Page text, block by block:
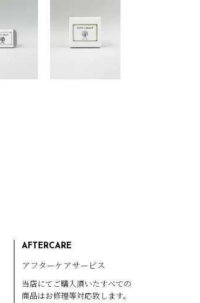
AFTERCARE
アフターケアサービス
当店にてご購入頂いたすべての
商品はお修理等対応致します。